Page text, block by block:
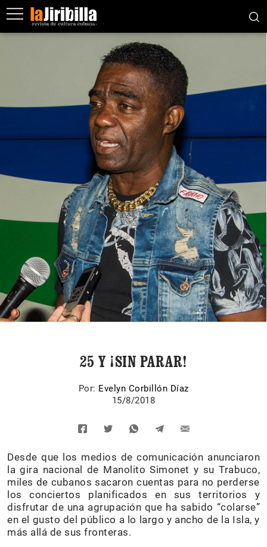
25 Y ¡SIN PARAR!
Por: Evelyn Corbillón Díaz
15/8/2018
Desde que los medios de comunicación anunciaron
la gira nacional de Manolito Simonet y su Trabuco,
miles de cubanos sacaron cuentas para no perderse
los conciertos planificados en sus territorios y
disfrutar de una agrupación que ha sabido “colarse”
en el gusto del público a lo largo y ancho de la Isla, y
más allá de sus fronteras.